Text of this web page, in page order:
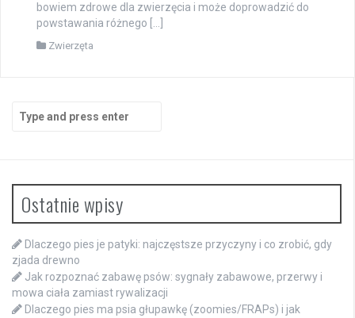
bowiem zdrowe dla zwierzęcia i może doprowadzić do
powstawania różnego […]
Zwierzęta
Search
for:
Ostatnie wpisy
Dlaczego pies je patyki: najczęstsze przyczyny i co zrobić, gdy
zjada drewno
Jak rozpoznać zabawę psów: sygnały zabawowe, przerwy i
mowa ciała zamiast rywalizacji
Dlaczego pies ma psia głupawkę (zoomies/FRAPs) i jak